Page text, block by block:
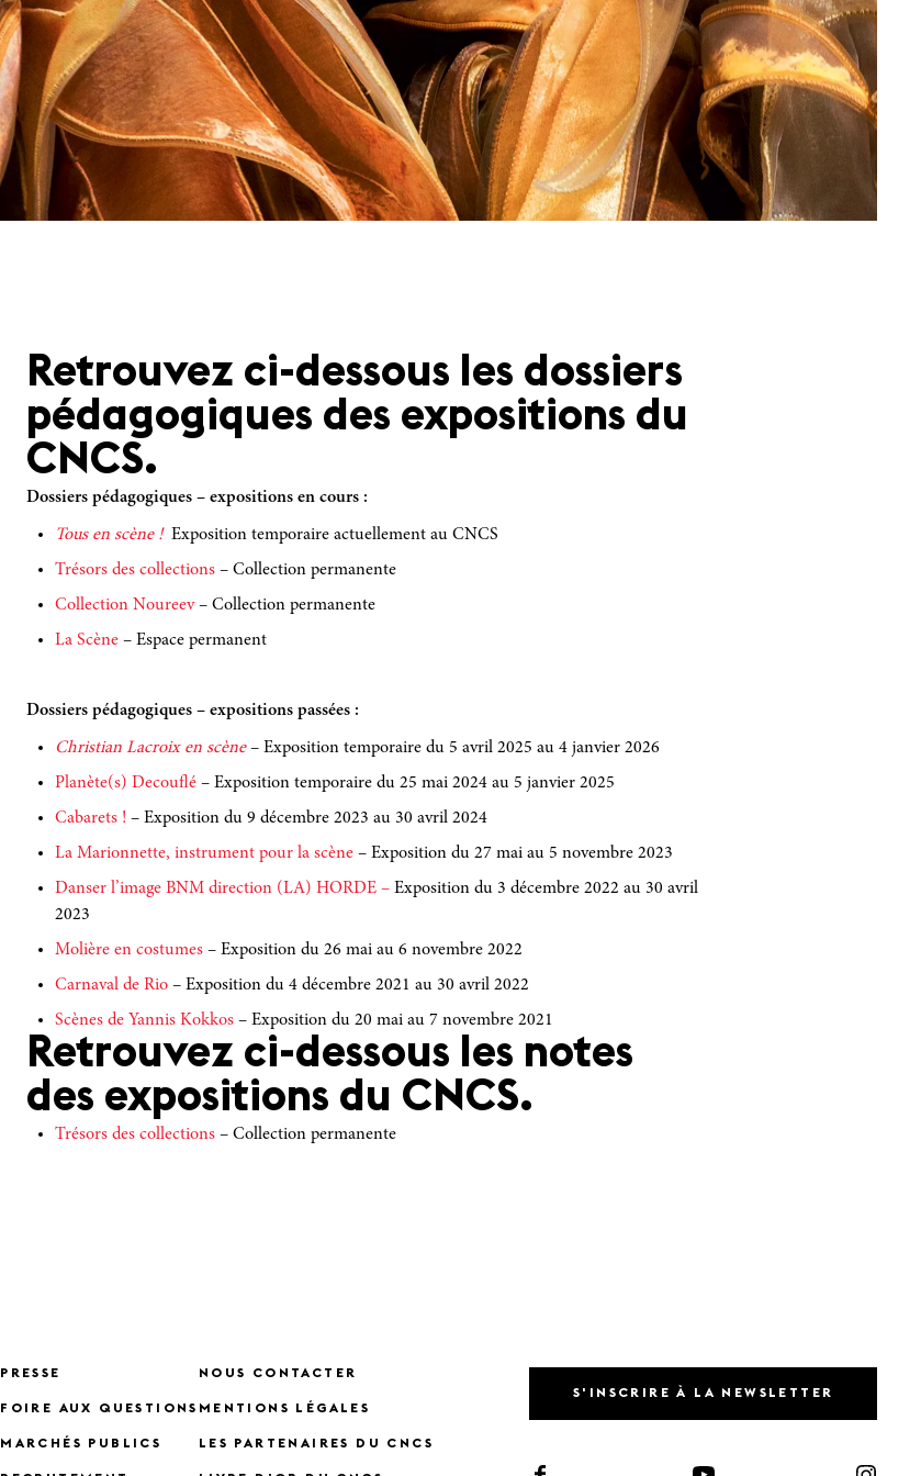
Retrouvez ci-dessous les dossiers
pédagogiques des expositions du
CNCS.
Dossiers pédagogiques – expositions en cours :
Tous en scène !Exposition temporaire actuellement au CNCS
Trésors des collections – Collection permanente
Collection Noureev– Collection permanente
La Scène – Espace permanent
Dossiers pédagogiques – expositions passées :
Christian Lacroix en scène– Exposition temporaire du 5 avril 2025 au 4 janvier 2026
Planète(s) Decouflé – Exposition temporaire du 25 mai 2024 au 5 janvier 2025
Cabarets ! – Exposition du 9 décembre 2023 au 30 avril 2024
La Marionnette, instrument pour la scène – Exposition du 27 mai au 5 novembre 2023
Danser l’image BNM direction (LA) HORDE – Exposition du 3 décembre 2022 au 30 avril
2023
Molière en costumes – Exposition du 26 mai au 6 novembre 2022
Carnaval de Rio – Exposition du 4 décembre 2021 au 30 avril 2022
Scènes de Yannis Kokkos – Exposition du 20 mai au 7 novembre 2021
Retrouvez ci-dessous les notes
des expositions du CNCS.
Trésors des collections – Collection permanente
PRESSE
FOIRE AUX QUESTIONS
MARCHÉS PUBLICS
NOUS CONTACTER
MENTIONS LÉGALES
LES PARTENAIRES DU CNCS
S'INSCRIRE À LA NEWSLETTER